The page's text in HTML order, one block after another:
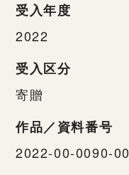
受入年度
2022
受入区分
寄贈
作品／資料番号
2022-00-0090-